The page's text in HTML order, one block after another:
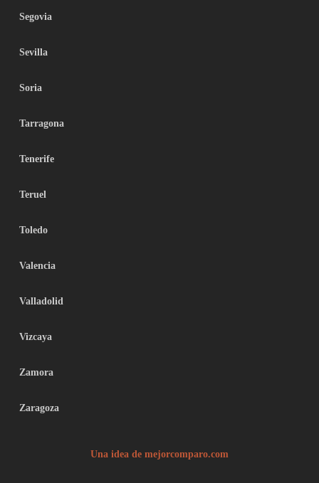
Segovia
Sevilla
Soria
Tarragona
Tenerife
Teruel
Toledo
Valencia
Valladolid
Vizcaya
Zamora
Zaragoza
Una idea de mejorcomparo.com